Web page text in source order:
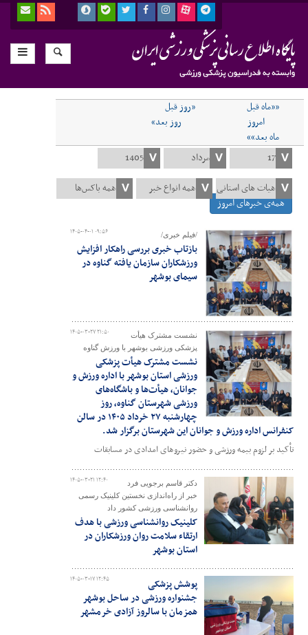
««ماه قبل
«روز قبل
امروز
روز بعد»
ماه بعد»»
همه‌ی خبرهای امروز
۱۴۰۵-۰۴-۰۱ ۰۹:۵۶ /فیلم خبری/
بازتاب خبری بررسی راهکار افزایش
ورزشکاران سازمان یافته گناوه در
سیمای بوشهر
۱۴۰۵-۰۳-۲۷ ۲۱:۵۰
نشست مشترک هیأت
پزشکی ورزشی بوشهر با ورزش گناوه
نشست مشترک هیأت پزشکی
ورزشی استان بوشهر با اداره ورزش و
جوانان، هیأت‌ها و باشگاه‌های
ورزشی شهرستان گناوه، روز
چهارشنبه ۲۷ خرداد ۱۴۰۵ در سالن
کنفرانس اداره ورزش و جوانان این شهرستان برگزار شد.
تأکید بر لزوم بیمه ورزشی و حضور نیروهای امدادی در مسابقات
۱۴۰۵-۰۳-۲۱ ۱۲:۴۰
دکتر قاسم برجویی فرد
خبر از راه‌اندازی نخستین کلینیک رسمی
روانشناسی ورزشی کشور داد
کلینیک روانشناسی ورزشی با هدف
ارتقاء سلامت روان ورزشکاران در
استان بوشهر
۱۴۰۵-۰۳-۱۷ ۱۲:۴۵
پوشش پزشکی
جشنواره ورزشی در ساحل بوشهر
همزمان با سالروز آزادی خرمشهر